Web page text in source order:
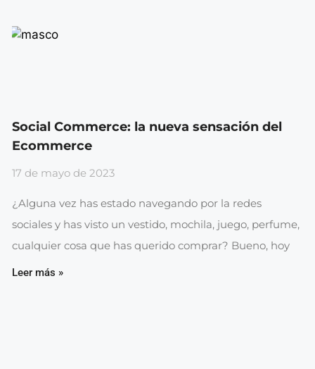
Social Commerce: la nueva sensación del
Ecommerce
17 de mayo de 2023
¿Alguna vez has estado navegando por la redes
sociales y has visto un vestido, mochila, juego, perfume,
cualquier cosa que has querido comprar? Bueno, hoy
Leer más »